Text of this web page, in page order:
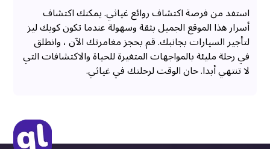
استفد من فرصة اكتشاف روائع غياثي. يمكنك اكتشاف
أسرار هذا الموقع الجميل بثقة وسهولة عندما تكون كويك ليز
لتأجير السيارات بجانبك. قم بحجز مغامرتك الآن ، وانطلق
في رحلة مليئة بالمواجهات المتغيرة للحياة والاكتشافات التي
لا تنتهي أبدا. حان الوقت لرحلتك في غياثي.